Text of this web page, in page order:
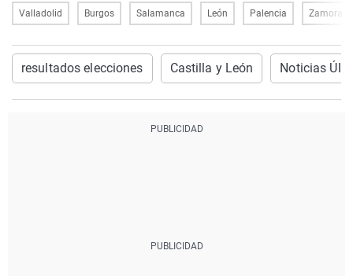
Valladolid Burgos Salamanca León Palencia Zamora
PUM+J
0,09
1.113
PREPAL
0 0,08
989
centrados
0 0,04
492
0,03
resultados elecciones Castilla y León Noticias